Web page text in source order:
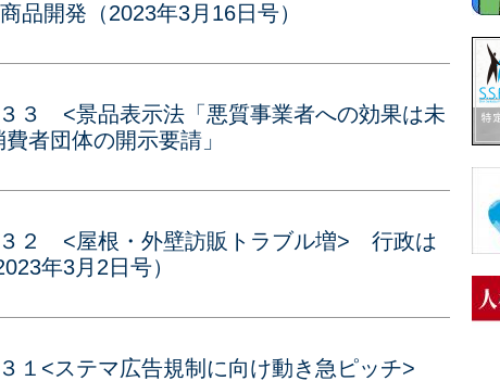
品開発（2023年3月16日号）
３ <景品表示法「悪質事業者への効果は未
者団体の開示要請」
３２ <屋根・外壁訪販トラブル増> 行政は
年3月2日号）
１<ステマ広告規制に向け動き急ピッチ>